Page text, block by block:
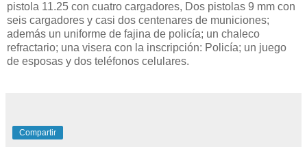
pistola 11.25 con cuatro cargadores, Dos pistolas 9 mm con
seis cargadores y casi dos centenares de municiones;
además un uniforme de fajina de policía; un chaleco
refractario; una visera con la inscripción: Policía; un juego
de esposas y dos teléfonos celulares.
Compartir